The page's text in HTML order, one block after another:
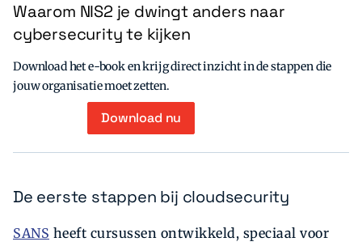
Waarom NIS2 je dwingt anders naar
cybersecurity te kijken
Download het e-book en krijg direct inzicht in de stappen die
jouw organisatie moet zetten.
Download nu
De eerste stappen bij cloudsecurity
SANS heeft cursussen ontwikkeld, speciaal voor